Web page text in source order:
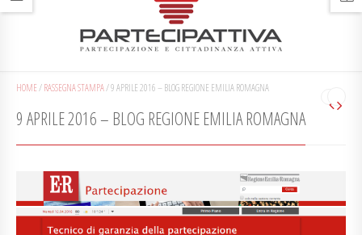
HOME/RASSEGNA STAMPA/9 APRILE 2016 – BLOG REGIONE EMILIA ROMAGNA
9 APRILE 2016 – BLOG REGIONE EMILIA ROMAGNA